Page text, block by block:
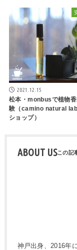
2021.12.15
松本・monbusで植物
験（camino natural lab
ショップ）
ABOUT US
神戸出身、2016年